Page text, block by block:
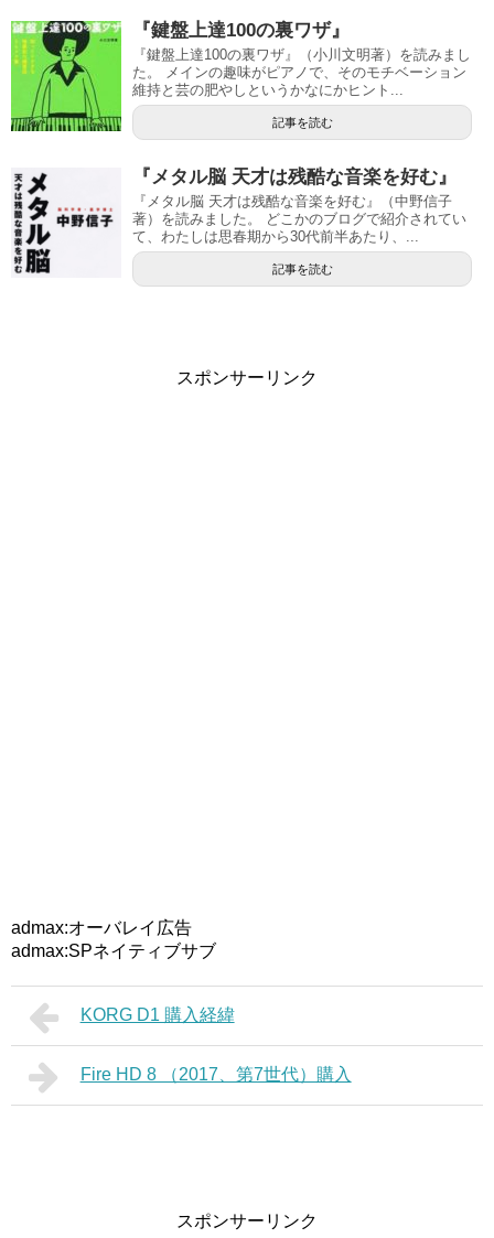
『鍵盤上達100の裏ワザ』
『鍵盤上達100の裏ワザ』（小川文明著）を読みまし
た。 メインの趣味がピアノで、そのモチベーション
維持と芸の肥やしというかなにかヒント...
記事を読む
『メタル脳 天才は残酷な音楽を好む』
『メタル脳 天才は残酷な音楽を好む』（中野信子
著）を読みました。 どこかのブログで紹介されてい
て、わたしは思春期から30代前半あたり、...
記事を読む
スポンサーリンク
admax:オーバレイ広告
admax:SPネイティブサブ
KORG D1 購入経緯
Fire HD 8 （2017、第7世代）購入
スポンサーリンク